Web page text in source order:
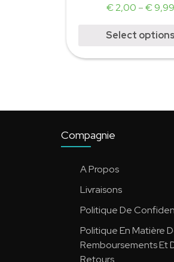
€2,00 –€9,99
Select options
Compagnie
A Propos
Livraisons
Politique De
Politique En Matière
Remboursements Et